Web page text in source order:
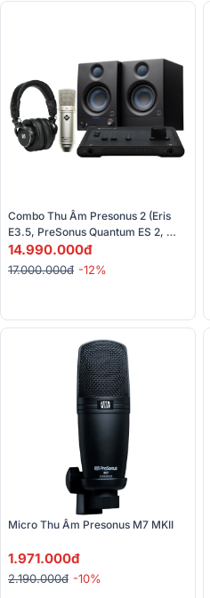
Combo Thu Âm Presonus 2 (Eris
E3.5, PreSonus Quantum ES 2,
Presonus HD9, Presonus M9)
14.990.000đ
17.000.000đ -12%
Micro Thu Âm Presonus M7 MKII
1.971.000đ
2.190.000đ -10%